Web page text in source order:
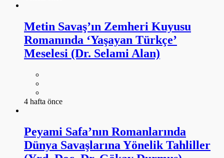
Metin Savaş’ın Zemheri Kuyusu
Romanında ‘Yaşayan Türkçe’
Meselesi (Dr. Selami Alan)
4 hafta önce
Peyami Safa’nın Romanlarında
Dünya Savaşlarına Yönelik Tahliller